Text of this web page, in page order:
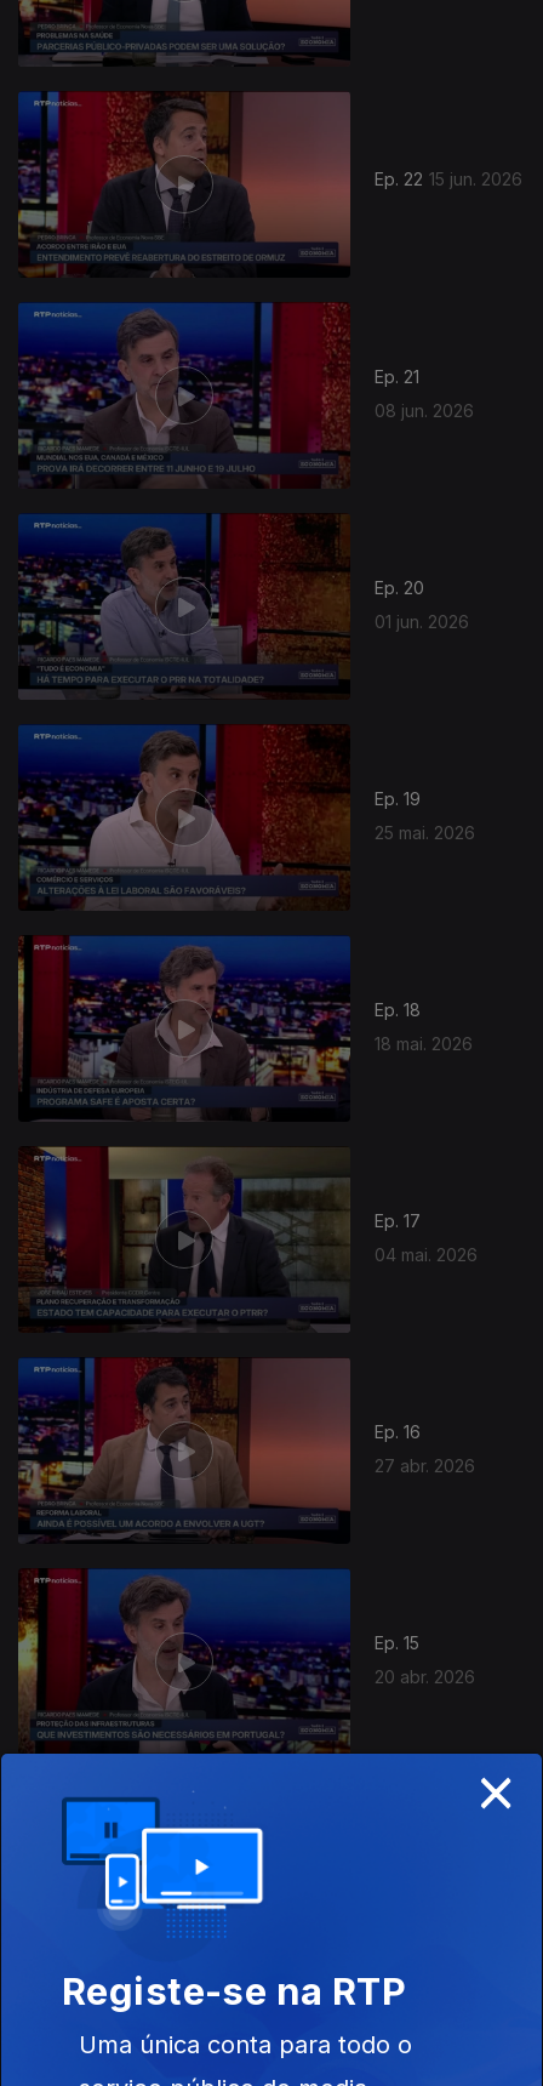
Ep. 22 15 jun. 2026
Ep. 21
08 jun. 2026
Ep. 20
01 jun. 2026
Ep. 19
25 mai. 2026
Ep. 18
18 mai. 2026
Ep. 17
04 mai. 2026
Ep. 16
27 abr. 2026
925303
Ep. 15
20 abr. 2026
×
Registe-se na RTP
Uma única conta para todo o